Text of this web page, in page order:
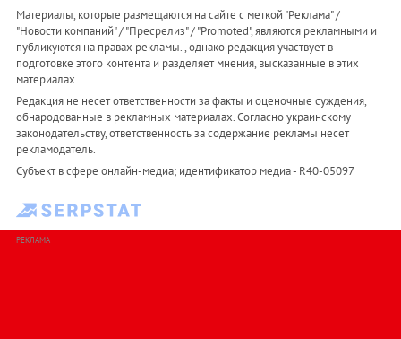
Материалы, которые размещаются на сайте с меткой "Реклама" /
"Новости компаний" / "Пресрелиз" / "Promoted", являются рекламными и
публикуются на правах рекламы. , однако редакция участвует в
подготовке этого контента и разделяет мнения, высказанные в этих
материалах.
Редакция не несет ответственности за факты и оценочные суждения,
обнародованные в рекламных материалах. Согласно украинскому
законодательству, ответственность за содержание рекламы несет
рекламодатель.
Субъект в сфере онлайн-медиа; идентификатор медиа - R40-05097
РЕКЛАМА